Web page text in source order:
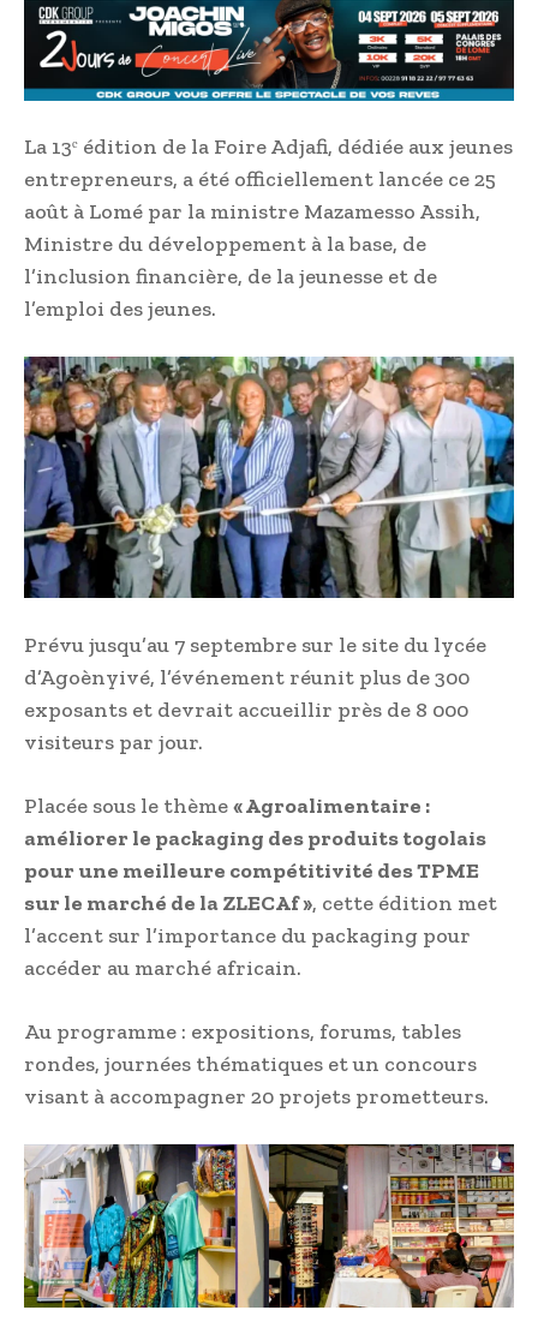
La 13ᵉ édition de la Foire Adjafi, dédiée aux jeunes
entrepreneurs, a été officiellement lancée ce 25
août à Lomé par la ministre Mazamesso Assih,
Ministre du développement à la base, de
l’inclusion financière, de la jeunesse et de
l’emploi des jeunes.
Prévu jusqu’au 7 septembre sur le site du lycée
d’Agoènyivé, l’événement réunit plus de 300
exposants et devrait accueillir près de 8 000
visiteurs par jour.
Placée sous le thème« Agroalimentaire :
améliorer le packaging des produits togolais
pour une meilleure compétitivité des TPME
sur le marché de la ZLECAf », cette édition met
l’accent sur l’importance du packaging pour
accéder au marché africain.
Au programme : expositions, forums, tables
rondes, journées thématiques et un concours
visant à accompagner 20 projets prometteurs.